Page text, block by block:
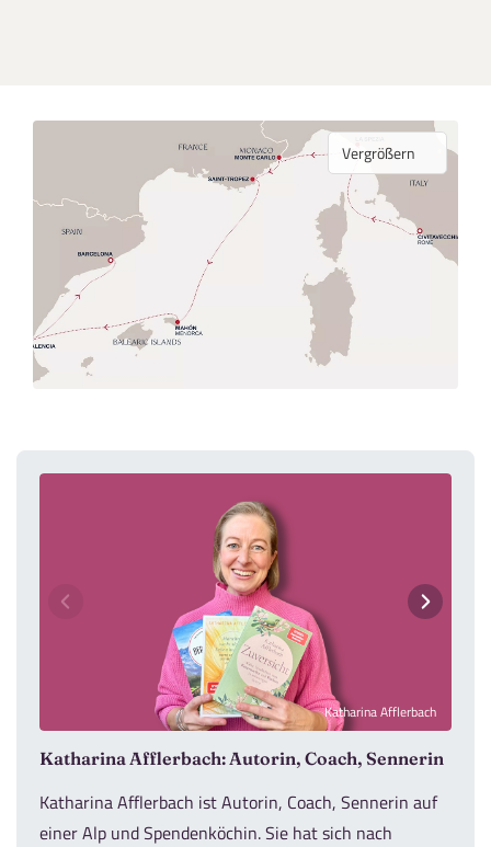
Vergrößern
Katharina Afflerbach: Autorin, Coach, Sennerin
Katharina Afflerbach ist Autorin, Coach, Sennerin auf
einer Alp und Spendenköchin. Sie hat sich nach
Katharina Afflerbach